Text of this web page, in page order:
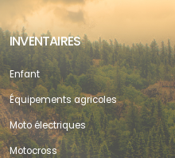
INVENTAIRES
Enfant
Équipements agricoles
Moto électriques
Motocross